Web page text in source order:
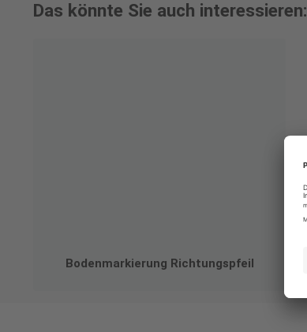
Das könnte Sie auch interessieren:
Bodenmarkierung Richtungspfeil